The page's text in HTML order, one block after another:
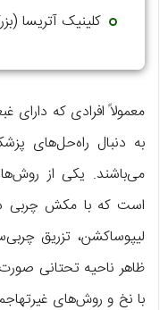
کلینیک آتریسا
معمولاً افرادی که
به دنبال راه‌حل‌های
می‌باشند. یکی از
است که با مکش چربی
لیپوساکشن، تزریق
ظاهر ناحیه تحتانی
با نخ و روش‌های